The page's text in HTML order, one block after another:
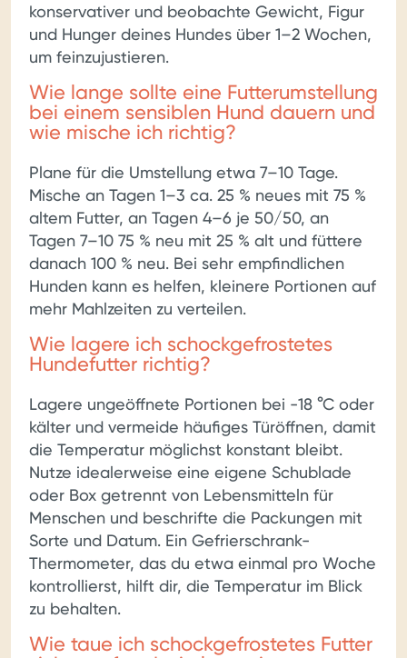
konservativer und beobachte Gewicht, Figur
und Hunger deines Hundes über 1–2 Wochen,
um feinzujustieren.
Wie lange sollte eine Futterumstellung
bei einem sensiblen Hund dauern und
wie mische ich richtig?
Plane für die Umstellung etwa 7–10 Tage.
Mische an Tagen 1–3 ca. 25 % neues mit 75 %
altem Futter, an Tagen 4–6 je 50/50, an
Tagen 7–10 75 % neu mit 25 % alt und füttere
danach 100 % neu. Bei sehr empfindlichen
Hunden kann es helfen, kleinere Portionen auf
mehr Mahlzeiten zu verteilen.
Wie lagere ich schockgefrostetes
Hundefutter richtig?
Lagere ungeöffnete Portionen bei -18 °C oder
kälter und vermeide häufiges Türöffnen, damit
die Temperatur möglichst konstant bleibt.
Nutze idealerweise eine eigene Schublade
oder Box getrennt von Lebensmitteln für
Menschen und beschrifte die Packungen mit
Sorte und Datum. Ein Gefrierschrank-
Thermometer, das du etwa einmal pro Woche
kontrollierst, hilft dir, die Temperatur im Blick
zu behalten.
Wie taue ich schockgefrostetes Futter